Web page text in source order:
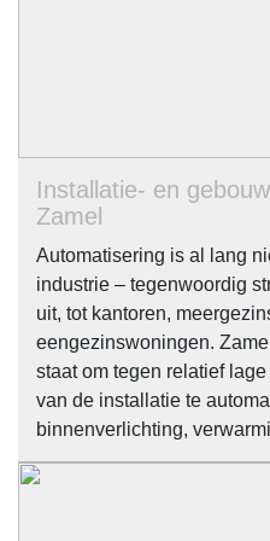
Installatie- en
Zamel
Automatisering is al lang
industrie – tegenwoordig
uit, tot kantoren,
eengezinswoningen.
staat om tegen relatief
van de installatie te
binnenverlichting,